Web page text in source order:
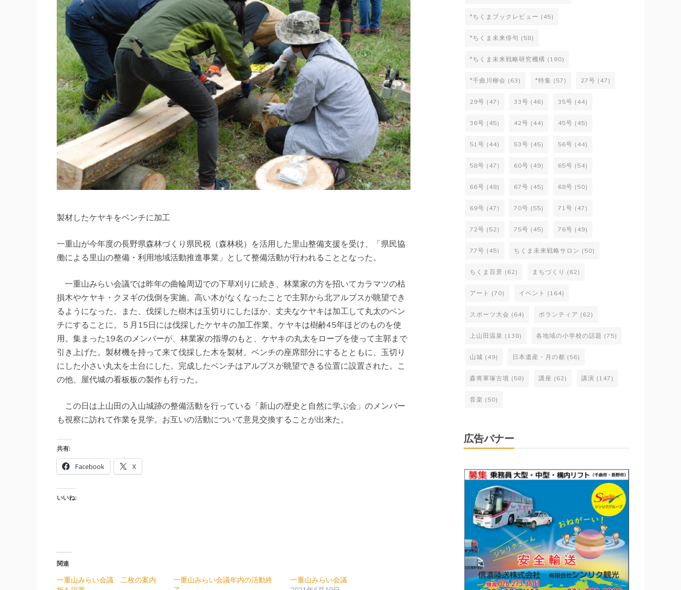
製材したケヤキをベンチに加工
一重山が今年度の長野県森林づくり県民税（森林税）を活用した里山整備支援を受け、「県民協
働による里山の整備・利用地域活動推進事業」として整備活動が行われることとなった。
一重山みらい会議では昨年の曲輪周辺での下草刈りに続き、林業家の方を招いてカラマツの枯
損木やケヤキ・クヌギの伐倒を実施。高い木がなくなったことで主郭から北アルプスが眺望でき
るようになった。また、伐採した樹木は玉切りにしたほか、丈夫なケヤキは加工して丸太のベン
チにすることに。５月15日には伐採したケヤキの加工作業。ケヤキは樹齢45年ほどのものを使
用。集まった19名のメンバーが、林業家の指導のもと、ケヤキの丸太をロープを使って主郭まで
引き上げた。製材機を持って来て伐採した木を製材。ベンチの座席部分にするとともに、玉切り
にした小さい丸太を土台にした。完成したベンチはアルプスが眺望できる位置に設置された。こ
の他、屋代城の看板板の製作も行った。
この日は上山田の入山城跡の整備活動を行っている「新山の歴史と自然に学ぶ会」のメンバー
も視察に訪れて作業を見学。お互いの活動について意見交換することが出来た。
共有:
Facebook X
いいね:
関連
一重山みらい会議 二枚の案内
一重山みらい会議年内の活動終
一重山みらい会議
*ちくまブックレビュー (45)
*ちくま未来俳句 (58)
*ちくま未来戦略研究機構 (180)
*千曲川柳会 (63) *特集 (57) 27号 (47)
29号 (47) 33号 (46) 35号 (44)
36号 (45) 42号 (44) 45号 (45)
51号 (44) 53号 (45) 56号 (44)
58号 (47) 60号 (49) 65号 (54)
66号 (48) 67号 (45) 68号 (50)
69号 (47) 70号 (55) 71号 (47)
72号 (52) 75号 (45) 76号 (49)
77号 (45) ちくま未来戦略サロン (50)
ちくま百景 (62) まちづくり (62)
アート (70) イベント (164)
スポーツ大会 (64) ボランティア (62)
上山田温泉 (138) 各地域の小学校の話題 (75)
山城 (49) 日本遺産・月の都 (56)
森将軍塚古墳 (58) 講座 (62) 講演 (147)
音楽 (50)
広告バナー